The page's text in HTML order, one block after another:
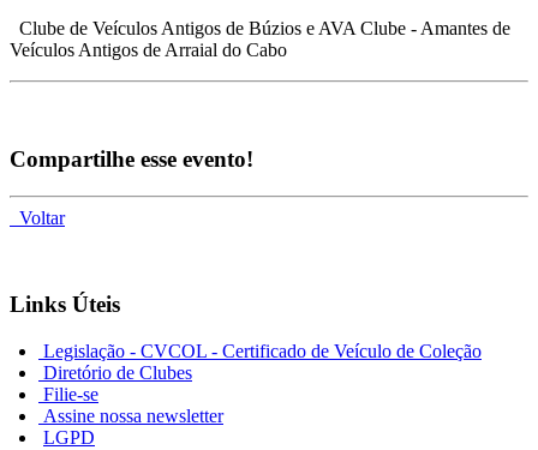
Clube de Veículos Antigos de Búzios e AVA Clube - Amantes de
Veículos Antigos de Arraial do Cabo
Compartilhe esse evento!
Voltar
Links Úteis
Legislação - CVCOL - Certificado de Veículo de Coleção
Diretório de Clubes
Filie-se
Assine nossa newsletter
LGPD